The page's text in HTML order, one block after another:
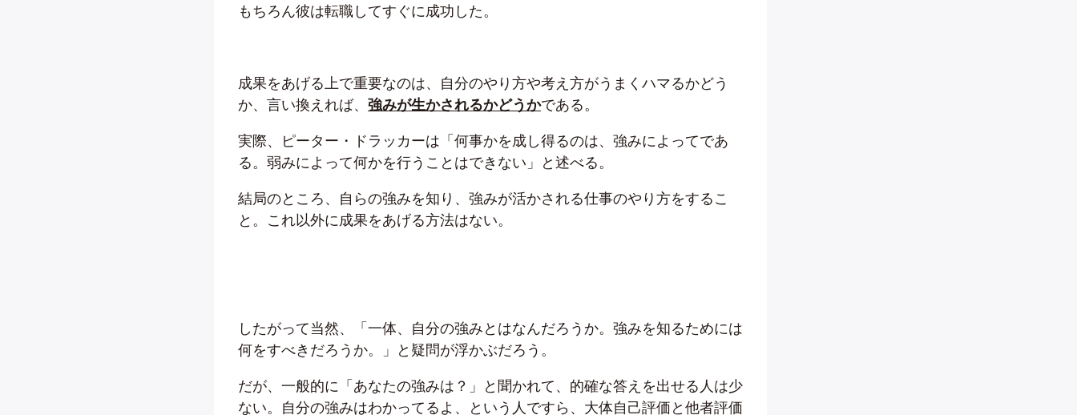
もちろん彼は転職してすぐに成功した。
成果をあげる上で重要なのは、自分のやり方や考え方がうまくハマるかどう
か、言い換えれば、 強みが生かされるかどうかである。
実際、ピーター・ドラッカーは「何事かを成し得るのは、強みによってであ
る。弱みによって何かを行うことはできない」と述べる。
結局のところ、自らの強みを知り、強みが活かされる仕事のやり方をするこ
と。これ以外に成果をあげる方法はない。
したがって当然、「一体、自分の強みとはなんだろうか。強みを知るためには
何をすべきだろうか。」と疑問が浮かぶだろう。
だが、一般的に「あなたの強みは？」と聞かれて、的確な答えを出せる人は少
ない。自分の強みはわかってるよ、という人ですら、大体自己評価と他者評価